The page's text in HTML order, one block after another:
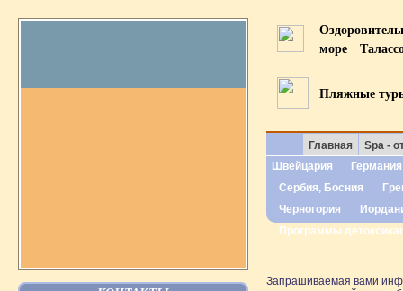
море
Пляжные
Главная
Spa -
Швейцария
Германия
Сербия, Босния
Черногория
Программы
Запрашиваемая вами